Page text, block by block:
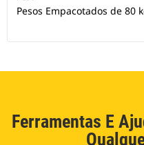
Pesos Empacotados de 80
Ferramentas E